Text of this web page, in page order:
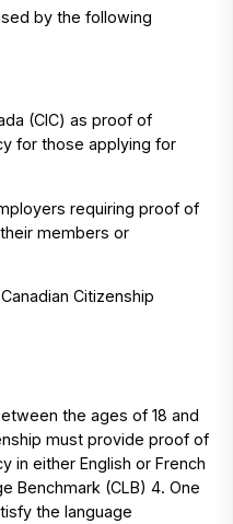
by the following
(CIC) as proof of
for those applying for
requiring proof of
members or
Citizenship
the ages of 18 and
must provide proof of
in either English or French
Benchmark (CLB) 4. One
the language